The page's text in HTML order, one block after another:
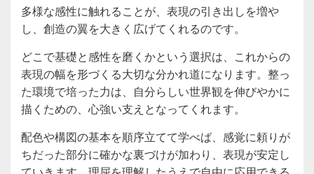
多様な感性に触れることが、表現の引き出しを増や
し、創造の翼を大きく広げてくれるのです。
どこで基礎と感性を磨くかという選択は、これからの
表現の幅を形づくる大切な分かれ道になります。整っ
た環境で培った力は、自分らしい世界観を伸びやかに
描くための、心強い支えとなってくれます。
配色や構図の基本を順序立てて学べば、感覚に頼りが
ちだった部分に確かな裏づけが加わり、表現が安定し